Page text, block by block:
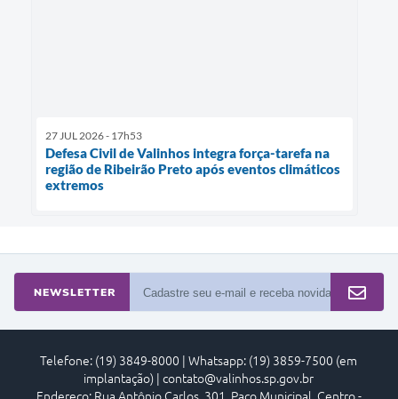
27 JUL 2026 - 17h53
Defesa Civil de Valinhos integra força-tarefa na
região de Ribeirão Preto após eventos climáticos
extremos
NEWSLETTER
Telefone: (19) 3849-8000 | Whatsapp: (19) 3859-7500 (em
implantação) | contato@valinhos.sp.gov.br